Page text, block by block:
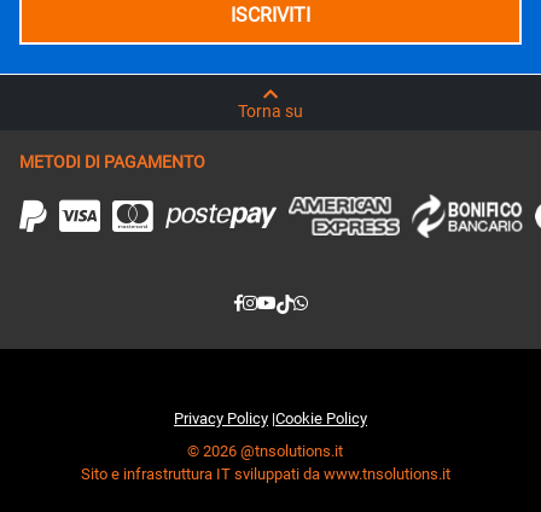
Torna su
METODI DI PAGAMENTO
Privacy Policy |Cookie Policy
© 2026 @tnsolutions.it
Sito e infrastruttura IT sviluppati da www.tnsolutions.it